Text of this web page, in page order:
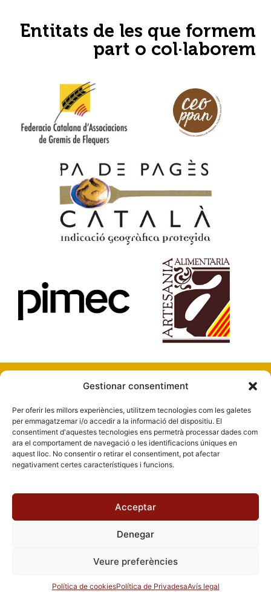
Gestionar consentiment
Per oferir les millors experiències, utilitzem tecnologies com les galetes
per emmagatzemar i/o accedir a la informació del dispositiu. El
consentiment d'aquestes tecnologies ens permetrà processar dades com
ara el comportament de navegació o les identificacions úniques en
aquest lloc. No consentir o retirar el consentiment, pot afectar
negativament certes característiques i funcions.
Acceptar
Denegar
Veure preferències
Política de cookiesPolítica de PrivadesaAvís legal
Entitats de les que formem
part o col·laborem
Dona’t d’alta a la nostra newsletter
Tel: 93 487 18 18
Email: secretaria@gremipa.com
Política de cookies
Política de qualitat
Accés al webmail